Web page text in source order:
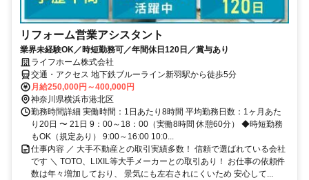
リフォーム営業アシスタント
業界未経験OK／時短勤務可／年間休日120日／賞与あり
ライフホーム株式会社
交通・アクセス 地下鉄ブルーライン新羽駅から徒歩5分
月給250,000円～400,000円
神奈川県横浜市港北区
勤務時間詳細 実働時間：1日あたり8時間 平均勤務日数：1ヶ月あた
り20日 〜 21日 9：00～18：00（実働8時間 休憩60分） ◆時短勤務
もOK（規定あり） 9:00～16:00 10:0...
仕事内容 ／ 大手不動産との取引実績多数！ 信頼で選ばれている会社
です ＼ TOTO、LIXIL等大手メーカーとの取引あり！ お仕事の依頼件
数は年々増加しており、 景気にも左右されにくいため 安心して...